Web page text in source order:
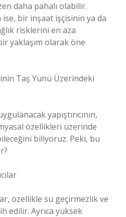
daha pahalı olabilir.
ise, bir inşaat işçisinin ya da
risklerini en aza
yaklaşım olarak öne
Taş Yünü Üzerindeki
yapıştırıcının,
özellikleri üzerinde
biliyoruz. Peki, bu
özellikle su geçirmezlik ve
edilir. Ayrıca yüksek